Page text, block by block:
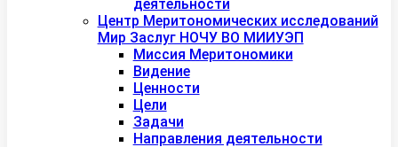
деятельности
Центр Меритономических исследований
Мир Заслуг НОЧУ ВО МИИУЭП
Миссия Меритономики
Видение
Ценности
Цели
Задачи
Направления деятельности